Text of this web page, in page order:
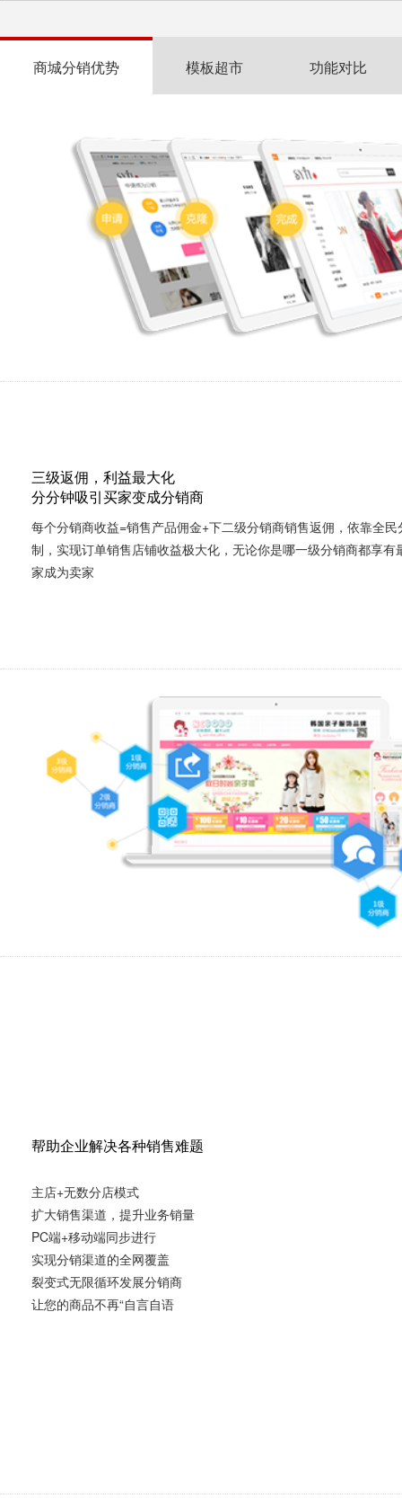
商城分销优势 模板超市 功能对比
三级返佣，利益最大化
分分钟吸引买家变成分销商
每个分销商收益=销售产品佣金+下二级分销商销售返佣，依靠全民
制，实现订单销售店铺收益极大化，无论你是哪一级分销商都享有
家成为卖家
帮助企业解决各种销售难题
主店+无数分店模式
扩大销售渠道，提升业务销量
PC端+移动端同步进行
实现分销渠道的全网覆盖
裂变式无限循环发展分销商
让您的商品不再“自言自语